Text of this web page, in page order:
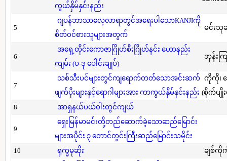
ကွယ်နှိမ်နှင်းနည်း
5
ဂျပန်ဘာသာလေ့လာရာတွင်အရေးပါသောKANJIကို
စိတ်ဝင်စားသူများအတွက်
မင်းသုခ
6
အရှေ့တိုင်းကောဇာဂြိုဟ်စီးဂြိုဟ်နင်း ဟောနည်း
ကျမ်း (ပ-ဒု ပေါင်းချုပ်)
ဘုန်းက
7
သစ်သီးပင်များတွင်ကျရောက်တတ်သောအင်းဆက်
ဖျက်ပိုးများနှင့်ရောဂါများအား ကာကွယ်နှိမ်နှင်းနည်း
ကိုကို၊
(စိုက်ပျိုး
8
အာရှနယ်ပယ်ဝါးတွင်ကျယ်
9
ရှေးမြန်မာမင်းတို့တည်ဆောက်ခဲ့သောဆည်မြောင်း
များအပိုင်း ၃ တောင်တွင်းကြီးဆည်မြောင်းသမိုင်း
10
ရုက္ခမုဆိုး ချစ်ကို